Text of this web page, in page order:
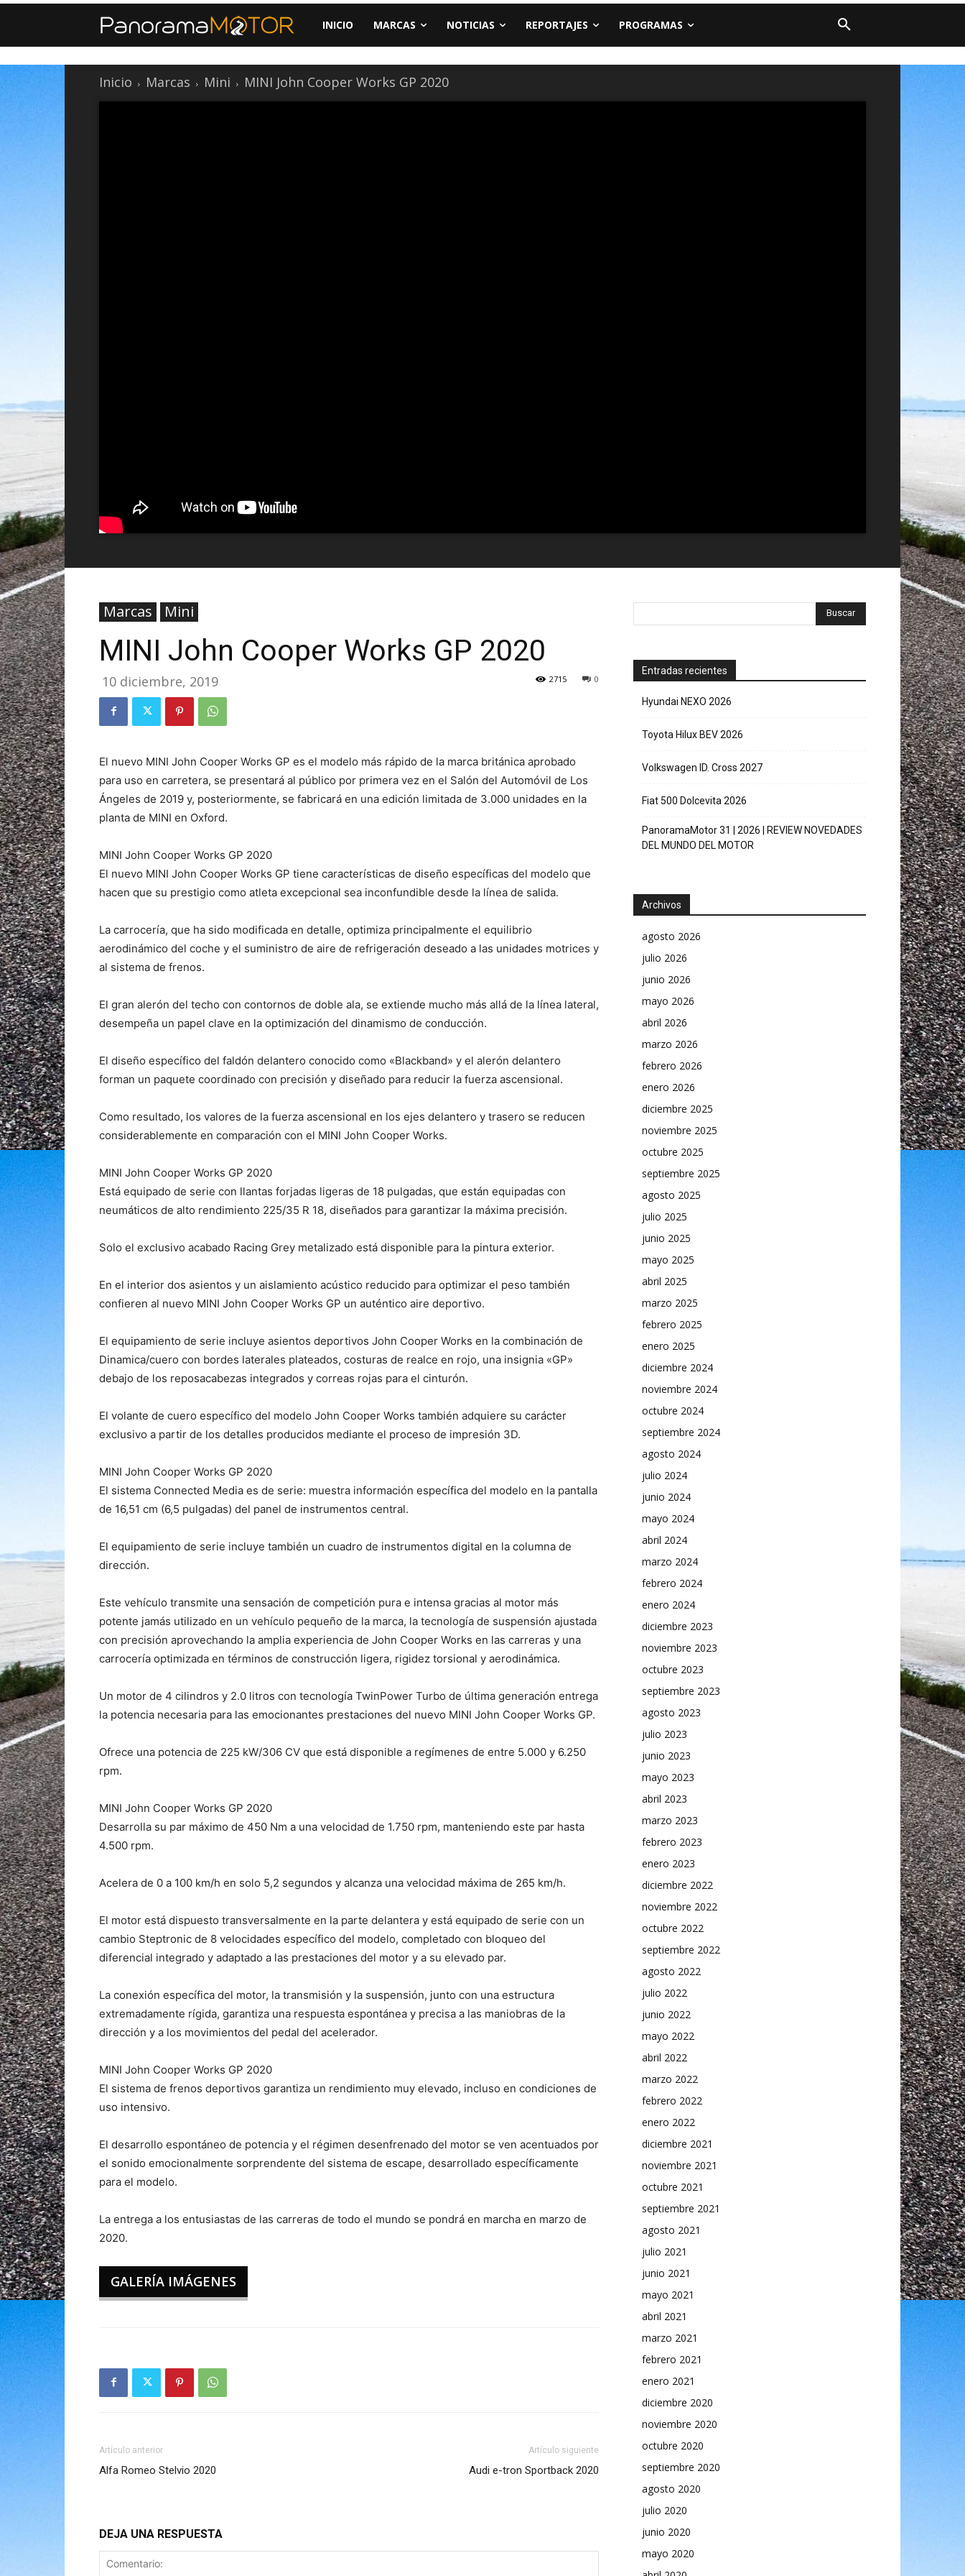
INICIO MARCAS NOTICIAS REPORTAJES PROGRAMAS
Inicio Marcas Mini MINI John Cooper Works GP 2020
Marcas Mini
MINI John Cooper Works GP 2020
10 diciembre, 2019 0
2715
El nuevo MINI John Cooper Works GP es el modelo más rápido de la marca británica aprobado
para uso en carretera, se presentará al público por primera vez en el Salón del Automóvil de Los
Ángeles de 2019 y, posteriormente, se fabricará en una edición limitada de 3.000 unidades en la
planta de MINI en Oxford.
MINI John Cooper Works GP 2020
El nuevo MINI John Cooper Works GP tiene características de diseño específicas del modelo que
hacen que su prestigio como atleta excepcional sea inconfundible desde la línea de salida.
La carrocería, que ha sido modificada en detalle, optimiza principalmente el equilibrio
aerodinámico del coche y el suministro de aire de refrigeración deseado a las unidades motrices y
al sistema de frenos.
El gran alerón del techo con contornos de doble ala, se extiende mucho más allá de la línea lateral,
desempeña un papel clave en la optimización del dinamismo de conducción.
El diseño específico del faldón delantero conocido como «Blackband» y el alerón delantero
forman un paquete coordinado con precisión y diseñado para reducir la fuerza ascensional.
Como resultado, los valores de la fuerza ascensional en los ejes delantero y trasero se reducen
considerablemente en comparación con el MINI John Cooper Works.
MINI John Cooper Works GP 2020
Está equipado de serie con llantas forjadas ligeras de 18 pulgadas, que están equipadas con
neumáticos de alto rendimiento 225/35 R 18, diseñados para garantizar la máxima precisión.
Solo el exclusivo acabado Racing Grey metalizado está disponible para la pintura exterior.
En el interior dos asientos y un aislamiento acústico reducido para optimizar el peso también
confieren al nuevo MINI John Cooper Works GP un auténtico aire deportivo.
El equipamiento de serie incluye asientos deportivos John Cooper Works en la combinación de
Dinamica/cuero con bordes laterales plateados, costuras de realce en rojo, una insignia «GP»
debajo de los reposacabezas integrados y correas rojas para el cinturón.
El volante de cuero específico del modelo John Cooper Works también adquiere su carácter
exclusivo a partir de los detalles producidos mediante el proceso de impresión 3D.
MINI John Cooper Works GP 2020
El sistema Connected Media es de serie: muestra información específica del modelo en la pantalla
de 16,51 cm (6,5 pulgadas) del panel de instrumentos central.
El equipamiento de serie incluye también un cuadro de instrumentos digital en la columna de
dirección.
Este vehículo transmite una sensación de competición pura e intensa gracias al motor más
potente jamás utilizado en un vehículo pequeño de la marca, la tecnología de suspensión ajustada
con precisión aprovechando la amplia experiencia de John Cooper Works en las carreras y una
carrocería optimizada en términos de construcción ligera, rigidez torsional y aerodinámica.
Un motor de 4 cilindros y 2.0 litros con tecnología TwinPower Turbo de última generación entrega
la potencia necesaria para las emocionantes prestaciones del nuevo MINI John Cooper Works GP.
Ofrece una potencia de 225 kW/306 CV que está disponible a regímenes de entre 5.000 y 6.250
rpm.
MINI John Cooper Works GP 2020
Desarrolla su par máximo de 450 Nm a una velocidad de 1.750 rpm, manteniendo este par hasta
4.500 rpm.
Acelera de 0 a 100 km/h en solo 5,2 segundos y alcanza una velocidad máxima de 265 km/h.
El motor está dispuesto transversalmente en la parte delantera y está equipado de serie con un
cambio Steptronic de 8 velocidades específico del modelo, completado con bloqueo del
diferencial integrado y adaptado a las prestaciones del motor y a su elevado par.
La conexión específica del motor, la transmisión y la suspensión, junto con una estructura
extremadamente rígida, garantiza una respuesta espontánea y precisa a las maniobras de la
dirección y a los movimientos del pedal del acelerador.
MINI John Cooper Works GP 2020
El sistema de frenos deportivos garantiza un rendimiento muy elevado, incluso en condiciones de
uso intensivo.
El desarrollo espontáneo de potencia y el régimen desenfrenado del motor se ven acentuados por
el sonido emocionalmente sorprendente del sistema de escape, desarrollado específicamente
para el modelo.
La entrega a los entusiastas de las carreras de todo el mundo se pondrá en marcha en marzo de
2020.
GALERÍA IMÁGENES
Artículo anterior
Alfa Romeo Stelvio 2020
Artículo siguiente
Audi e-tron Sportback 2020
DEJA UNA RESPUESTA
Entradas recientes
Hyundai NEXO 2026
Toyota Hilux BEV 2026
Volkswagen ID. Cross 2027
Fiat 500 Dolcevita 2026
PanoramaMotor 31 | 2026 | REVIEW NOVEDADES
DEL MUNDO DEL MOTOR
Archivos
agosto 2026
julio 2026
junio 2026
mayo 2026
abril 2026
marzo 2026
febrero 2026
enero 2026
diciembre 2025
noviembre 2025
octubre 2025
septiembre 2025
agosto 2025
julio 2025
junio 2025
mayo 2025
abril 2025
marzo 2025
febrero 2025
enero 2025
diciembre 2024
noviembre 2024
octubre 2024
septiembre 2024
agosto 2024
julio 2024
junio 2024
mayo 2024
abril 2024
marzo 2024
febrero 2024
enero 2024
diciembre 2023
noviembre 2023
octubre 2023
septiembre 2023
agosto 2023
julio 2023
junio 2023
mayo 2023
abril 2023
marzo 2023
febrero 2023
enero 2023
diciembre 2022
noviembre 2022
octubre 2022
septiembre 2022
agosto 2022
julio 2022
junio 2022
mayo 2022
abril 2022
marzo 2022
febrero 2022
enero 2022
diciembre 2021
noviembre 2021
octubre 2021
septiembre 2021
agosto 2021
julio 2021
junio 2021
mayo 2021
abril 2021
marzo 2021
febrero 2021
enero 2021
diciembre 2020
noviembre 2020
octubre 2020
septiembre 2020
agosto 2020
julio 2020
junio 2020
mayo 2020